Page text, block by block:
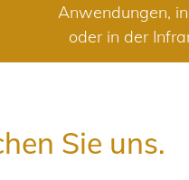
Anwendungen,
oder in der
Sie uns.